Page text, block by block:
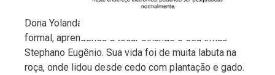
Dona Yolanda nunca estudou música em escola
formal, aprendendo a tocar olhando o seu irmão
Stephano Eugênio. Sua vida foi de muita labuta na
roça, onde lidou desde cedo com plantação e gado.